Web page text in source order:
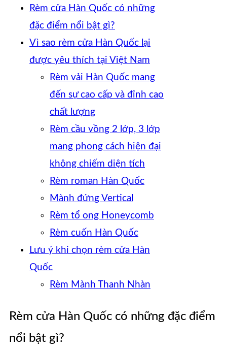
Rèm cửa Hàn Quốc có những
đặc điểm nổi bật gì?
Vì sao rèm cửa Hàn Quốc lại
được yêu thích tại Việt Nam
Rèm vải Hàn Quốc mang
đến sự cao cấp và đỉnh cao
chất lượng
Rèm cầu vồng 2 lớp, 3 lớp
mang phong cách hiện đại
không chiếm diện tích
Rèm roman Hàn Quốc
Mành đứng Vertical
Rèm tổ ong Honeycomb
Rèm cuốn Hàn Quốc
Lưu ý khi chọn rèm cửa Hàn
Quốc
Rèm Mành Thanh Nhàn
Rèm cửa Hàn Quốc có những đặc điểm
nổi bật gì?